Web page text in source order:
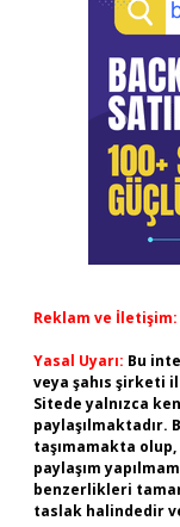
Reklam ve İletişim:
Yasal Uyarı: Bu
veya şahıs şirketi
Sitede yalnızca
taşımamakta
paylaşım
benzerlikleri
taslak halindedir